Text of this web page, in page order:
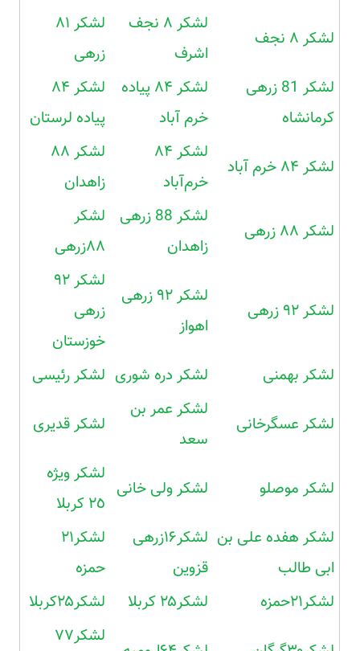
لشکر ۸ نجف
لشکر ۸ نجف
اشرف
لشکر ۸۱
زرهی
لشکر 81 زرهی
کرمانشاه
لشکر ۸۴ پیاده
خرم آباد
لشکر ۸۴
پیاده لرستان
لشکر ۸۴ خرم آباد
لشکر ۸۴
خرم‌آباد
لشکر ۸۸
زاهدان
لشکر ۸۸ زرهی
لشکر 88 زرهی
زاهدان
لشکر
۸۸زرهی
لشکر ۹۲ زرهی
لشکر ۹۲ زرهی
اهواز
لشکر ۹۲
زرهی
خوزستان
لشکر بهمنی
لشکر دره شوری لشکر رئیسی
لشکر عسگرخانی
لشکر عمر بن
سعد
لشکر قدیری
لشکر موصلو لشکر ولی خانی
لشکر ویژه
٢٥ کربلا
لشکر هفده علی بن
ابی طالب
لشکر۱۶زرهی
قزوین
لشکر۲۱
حمزه
لشکر۲۱حمزه
لشکر۲۵ کربلا لشکر۲۵کربلا
لشکر۷۷